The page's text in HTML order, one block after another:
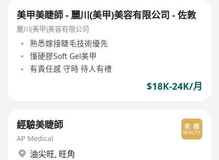
美甲美睫師 - 麗川(美甲)美容有限公司 - 佐敦
麗川(美甲)美容有限公司
熟悉嫁接睫毛技術優先
懂硬膠Soft Gel美甲
有責任感 守時 待人有禮
$18K-24K/月
經驗美睫師
AP Medical
油尖旺, 旺角